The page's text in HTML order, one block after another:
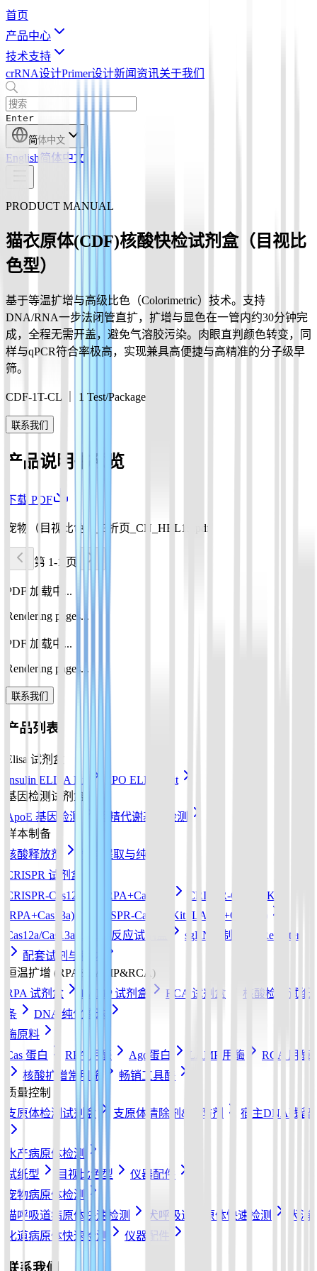
首页
产品中心
技术支持
crRNA设计Primer设计新闻资讯关于我们
Enter
简体中文
English 简体中文
PRODUCT MANUAL
猫衣原体(CDF)核酸快检试剂盒（目视比
色型）
基于等温扩增与高级比色（Colorimetric）技术。支持
DNA/RNA一步法闭管直扩，扩增与显色在一管内约30分钟完
成，全程无需开盖，避免气溶胶污染。肉眼直判颜色转变，同
样与qPCR符合率极高，实现兼具高便捷与高精准的分子级早
筛。
CDF-1T-CL ｜ 1 Test/Package
联系我们
产品说明书预览
下载 PDF
宠物（目视比色）_3折页_CN_HBL15.pdf
第 1-1 页
PDF 加载中...
Rendering pages...
PDF 加载中...
Rendering pages...
联系我们
产品列表
Elisa 试剂盒
Insulin ELISA Kit
EPO ELISA Kit
基因检测试剂盒
ApoE 基因检测
酒精代谢基因检测
样本制备
核酸释放剂
核酸提取与纯化
CRISPR 试剂盒
CRISPR-Cas12a Kit (RPA+Cas12a)
CRISPR-Cas13a Kit
(RPA+Cas13a)
CRISPR-Cas12b Kit (LAMP+Cas12b)
Cas12a/Cas13a/Cas14a反应试剂盒
sgRNA 制备
Reporter
配套试剂与耗材
恒温扩增 (RPA&LAMP&RCA)
RPA 试剂盒
LAMP 试剂盒 RCA 试剂盒
核酸检测试纸
条
DNA 纯化磁珠
酶原料
Cas 蛋白
RPA 用酶 Ago蛋白 LAMP 用酶
RCA 用酶
核酸扩增常用酶
畅销工具酶
质量控制
支原体检测试剂盒
支原体清除剂&预防剂 宿主DNA残留
水产病原体检测
试纸型
目视比色型
仪器配件
宠物病原体检测
猫呼吸道病原体快速检测
犬呼吸道病原体快速检测
犬消
化道病原体快速检测
仪器配件
联系我们